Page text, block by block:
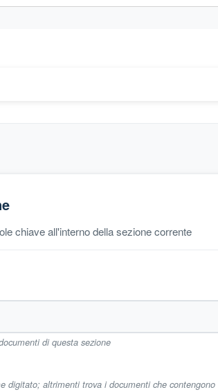
chiave all'interno della sezione corrente
di questa sezione
digitato; altrimenti trova i documenti che